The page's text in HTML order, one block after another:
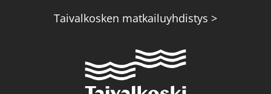
Taivalkosken matkailuyhdistys >